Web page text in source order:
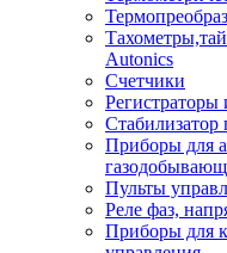
Autonics
Счетчики
Регистраторы
Стабилизатор
Приборы для
Пульты
Реле фаз,
Приборы для